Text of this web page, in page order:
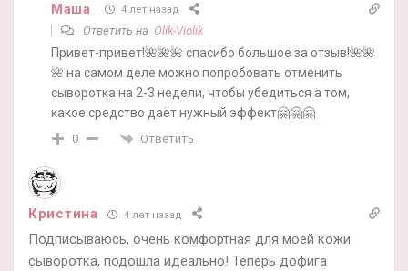
Маша 4 лет назад
Ответить на Olik-Violik
Привет-привет!🌺🌺🌺 спасибо большое за отзыв!🌺🌺
🌺 на самом деле можно попробовать отменить
сыворотка на 2-3 недели, чтобы убедиться а том,
какое средство даёт нужный эффект🤗🤗🤗
0 Ответить
Кристина 4 лет назад
Подписываюсь, очень комфортная для моей кожи
сыворотка, подошла идеально! Теперь дофига